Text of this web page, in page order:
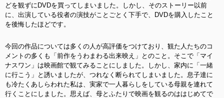
どを観ずにDVDを買ってしまいました。しかし、そのストーリー以前
に、出演している役者の演技がことごとく下手で、DVDを購入したこと
を後悔したほどです。
今回の作品については多くの人が高評価をつけており、観た人たちのコ
メントの多くも「前作をうわまわる出来映え」とのこと。そこで「マイ
ナスワン」は映画館で観てみることにしました。しかし、家内に「一緒
に行こう」と誘いましたが、つれなく断られてしまいました。息子達に
も冷たくあしらわれた私は、実家で一人暮らしをしている母親を連れて
行くことにしました。思えば、母とふたりで映画を観るのははじめてで